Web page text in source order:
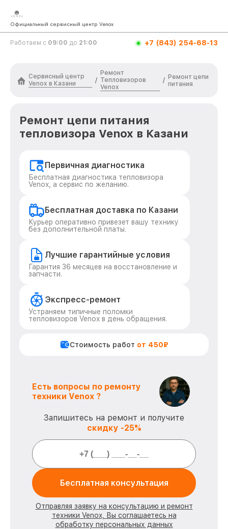
Официальный сервисный центр Venox
Работаем с 09:00 до 21:00 +7 (843) 254-68-13
Сервисный центр
Venox в Казани
/
Ремонт
Тепловизоров
Venox
/ Ремонт цепи
питания
Ремонт цепи питания
тепловизора Venox в Казани
Первичная диагностика
Бесплатная диагностика тепловизора
Venox, а сервис по желанию.
Бесплатная доставка по Казани
Курьер оперативно привезет вашу технику
без дополнительной платы.
Лучшие гарантийные условия
Гарантия 36 месяцев на восстановление и
запчасти.
Экспресс-ремонт
Устраняем типичные поломки
тепловизоров Venox в день обращения.
Стоимость работ от 450₽
Есть вопросы по ремонту
техники Venox ?
Запишитесь на ремонт и получите
скидку -25%
Бесплатная консультация
Отправляя заявку на консультацию и ремонт
техники Venox, Вы соглашаетесь на
обработку персональных данных